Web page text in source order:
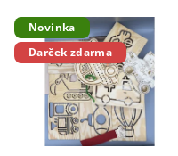
o
v
Novinka
Darček zdarma